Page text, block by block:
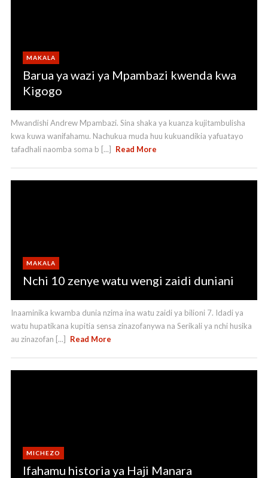
MAKALA
Barua ya wazi ya Mpambazi kwenda kwa
Kigogo
Mwandishi Andrew Mpambazi. Sina shaka ya kuanza kujitambulisha
kwa kuwa wanifahamu. Nachukua muda huu kukuandikia yafuatayo
tafadhali naomba soma b [...]
Read More
MAKALA
Nchi 10 zenye watu wengi zaidi duniani
Inaaminika kwamba dunia nzima ina watu zaidi ya bilioni 7. Idadi ya
watu hupatikana kupitia sensa zinazofanywa na Serikali ya nchi husika
au zinazofan [...]
Read More
MICHEZO
Ifahamu historia ya Haji Manara